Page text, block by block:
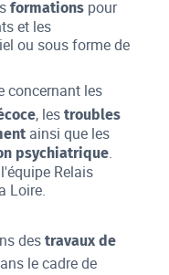
formations pour
et les
ou sous forme de
concernant les
, les troubles
ainsi que les
psychiatrique.
Relais
Loire.
destravaux de
le cadre de